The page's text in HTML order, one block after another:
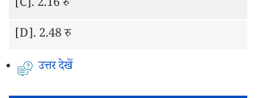
[C]. 2.16 रु
[D]. 2.48 रु
उत्तर देखें